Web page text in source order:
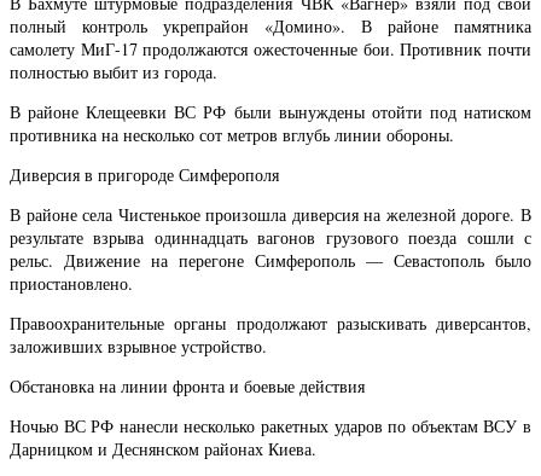
полный контроль укрепрайон «Домино». В районе памятника
самолету МиГ-17 продолжаются ожесточенные бои. Противник почти
полностью выбит из города.
В районе Клещеевки ВС РФ были вынуждены отойти под натиском
противника на несколько сот метров вглубь линии обороны.
Диверсия в пригороде Симферополя
В районе села Чистенькое произошла диверсия на железной дороге. В
результате взрыва одиннадцать вагонов грузового поезда сошли с
рельс. Движение на перегоне Симферополь — Севастополь было
приостановлено.
Правоохранительные органы продолжают разыскивать диверсантов,
заложивших взрывное устройство.
Обстановка на линии фронта и боевые действия
Ночью ВС РФ нанесли несколько ракетных ударов по объектам ВСУ в
Дарницком и Деснянском районах Киева.